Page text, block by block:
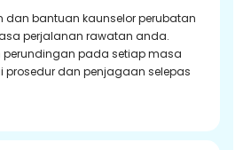
dan bantuan kaunselor perubatan
perjalanan rawatan anda.
perundingan pada setiap masa
prosedur dan penjagaan selepas